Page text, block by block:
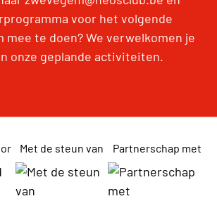
voor het volgende
mee te doen? We verwelkomen je
onze geplande activiteiten.
Met de steun van Partnerschap met